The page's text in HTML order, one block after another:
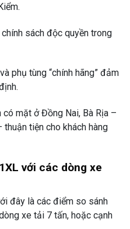
sách độc quyền trong
phụ tùng “chính hãng” đảm
mặt ở Đồng Nai, Bà Rịa –
thuận tiện cho khách hàng
với các dòng xe
đây là các điểm so sánh
xe tải 7 tấn, hoặc cạnh